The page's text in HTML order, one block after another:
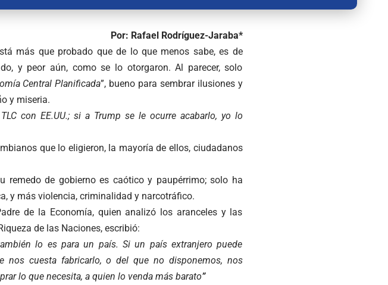
Por: Rafael Rodríguez-Jaraba*
más que probado que de lo que menos sabe, es de
y peor aún, como se lo otorgaron. Al parecer, solo
Central Planificada”, bueno para sembrar ilusiones y
y miseria.
con EE.UU.; si a Trump se le ocurre acabarlo, yo lo
que lo eligieron, la mayoría de ellos, ciudadanos
de gobierno es caótico y paupérrimo; solo ha
y más violencia, criminalidad y narcotráfico.
de la Economía, quien analizó los aranceles y las
de las Naciones, escribió:
lo es para un país. Si un país extranjero puede
nos cuesta fabricarlo, o del que no disponemos, nos
lo que necesita, a quien lo venda más barato”